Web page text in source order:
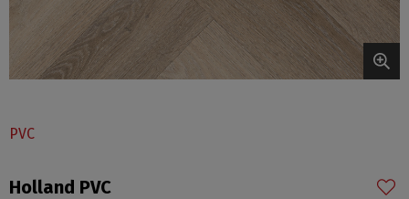
PVC
Holland PVC